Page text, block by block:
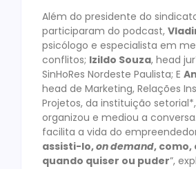
Além do presidente do
participaram do podcast,
psicólogo e especialista em
conflitos; Izildo Souza, head
SinHoRes Nordeste Paulista; E
head de Marketing, Relações
Projetos, da instituição
organizou e mediou a
facilita a vida do
assisti-lo,on demand, como,
quando quiser ou puder”,